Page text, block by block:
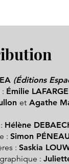
(Éditions
Émilie LAFARGE
etAgathe
Hélène
:Simon
:Saskia
: